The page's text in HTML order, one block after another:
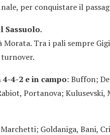
per conquistare il
Sassuolo.
Morata. Tra i pali sempre
4-4-2 e in campo: Buffon;
Portanova; Kulusevski,
Marchetti; Goldaniga, Bani,